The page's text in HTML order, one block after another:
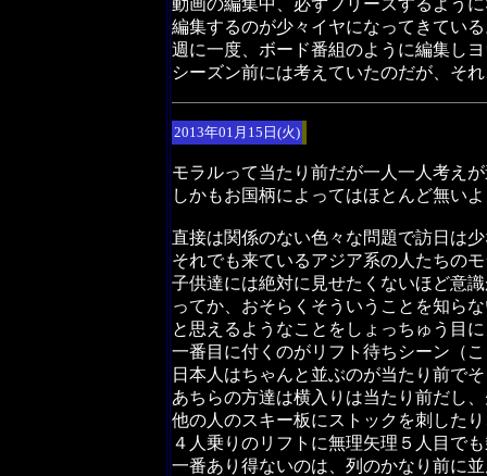
動画の編集中、必ずフリーズするよう
編集するのが少々イヤになってきてい
週に一度、ボード番組のように編集し
シーズン前には考えていたのだが、そ
2013年01月15日(火)
モラルって当たり前だが一人一人考え
しかもお国柄によってはほとんど無い
直接は関係のない色々な問題で訪日は
それでも来ているアジア系の人たちの
子供達には絶対に見せたくないほど意
ってか、おそらくそういうことを知ら
と思えるようなことをしょっちゅう目
一番目に付くのがリフト待ちシーン（
日本人はちゃんと並ぶのが当たり前で
あちらの方達は横入りは当たり前だし
他の人のスキー板にストックを刺した
４人乗りのリフトに無理矢理５人目で
一番あり得ないのは、列のかなり前に